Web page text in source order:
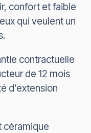
confort et faible
qui veulent un
contractuelle
de 12 mois
d’extension
céramique